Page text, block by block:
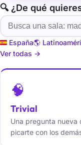
🔍 ¿De qué
🇪🇸 España🌎
Ver todas →
🧠
Trivial
Una pregunta
picarte con los